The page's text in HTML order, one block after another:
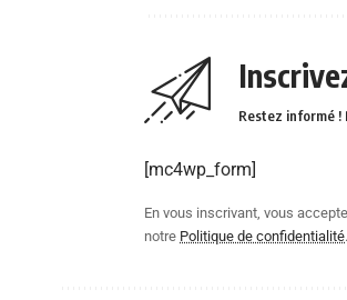
Restez informé !
[mc4wp_form]
En vous inscrivant, vous
notre Politique de confidentialité